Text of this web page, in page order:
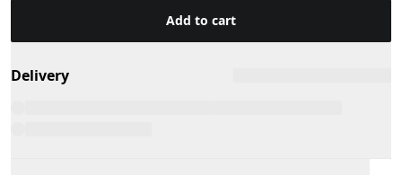
Add to cart
Delivery